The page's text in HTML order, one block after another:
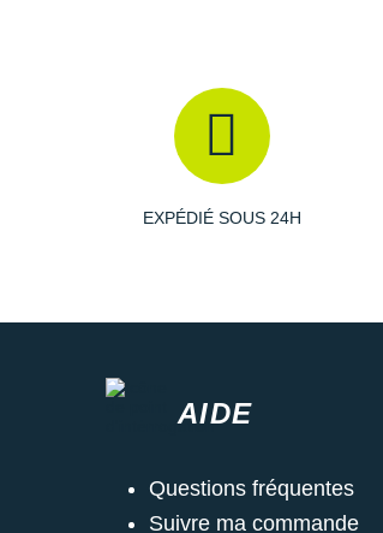
EXPÉDIÉ SOUS 24H
AIDE
Questions fréquentes
Suivre ma commande